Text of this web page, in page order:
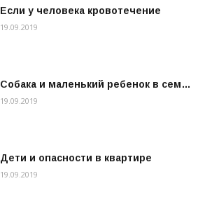
Если у человека кровотечение
19.09.2019
Собака и маленький ребенок в сем…
19.09.2019
Дети и опасности в квартире
19.09.2019